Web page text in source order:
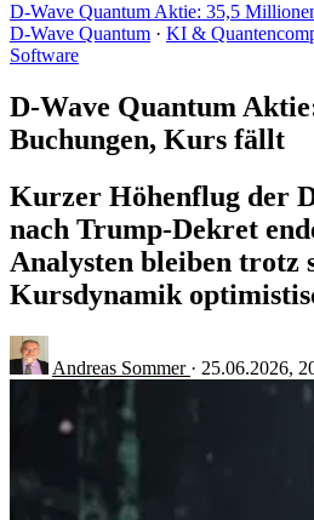
D-Wave Quantum Aktie: 35,5
D-Wave Quantum · KI &
Software
D-Wave Quantum
Buchungen, Kurs fällt
Kurzer Höhenflug der
nach Trump-Dekret
Analysten bleiben trotz
Kursdynamik
Andreas Sommer · 25.06.2026,